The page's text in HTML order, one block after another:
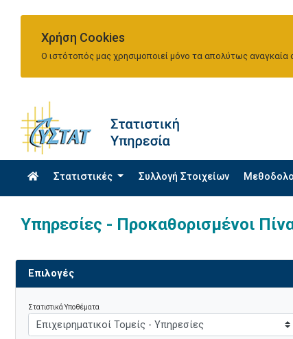
Χρήση Cookies
Ο ιστότοπός μας χρησιμοποιεί μόνο τα απολύτως
Στατιστικές Συλλογή Στοιχείων
Υπηρεσίες - Προκαθορισμένοι
Επιλογές
Στατιστικά Υποθέματα